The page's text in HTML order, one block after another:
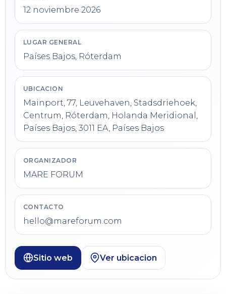
12 noviembre 2026
LUGAR GENERAL
Países Bajos, Róterdam
UBICACION
Mainport, 77, Leuvehaven, Stadsdriehoek,
Centrum, Róterdam, Holanda Meridional,
Países Bajos, 3011 EA, Países Bajos
ORGANIZADOR
MARE FORUM
CONTACTO
hello@mareforum.com
Sitio web Ver ubicacion